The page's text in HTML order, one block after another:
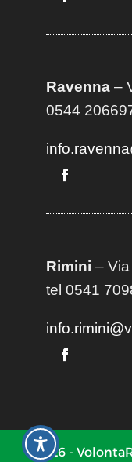
Ravenna–
0544
Rimini –
tel 0541
2026 -